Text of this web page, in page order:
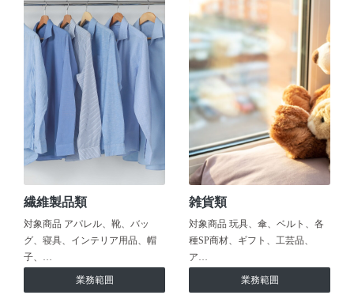
繊維製品類
対象商品 アパレル、靴、バッ
グ、寝具、インテリア用品、帽
子、…
業務範囲
雑貨類
対象商品 玩具、傘、ベルト、各
種SP商材、ギフト、工芸品、
ア…
業務範囲